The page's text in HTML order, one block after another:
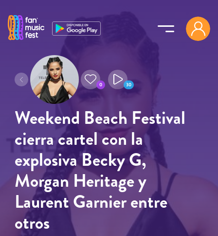
0 30
Weekend Beach Festival
cierra cartel con la
explosiva Becky G,
Morgan Heritage y
Laurent Garnier entre
otros